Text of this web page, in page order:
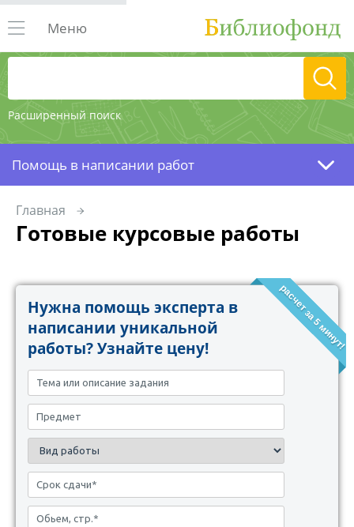
Расширенный поиск
Меню
Помощь в написании работ
Главная
Готовые курсовые работы
расчет за 5 минут!
Нужна помощь эксперта в
написании уникальной
работы? Узнайте цену!